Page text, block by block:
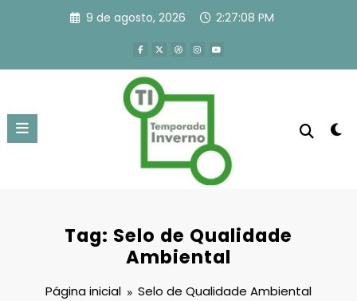
9 de agosto, 2026 2:27:08 PM
Tag: Selo de Qualidade
Ambiental
Página inicial Selo de Qualidade Ambiental